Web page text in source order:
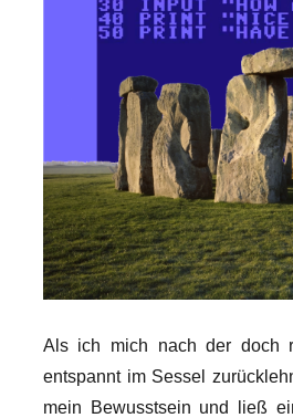
Als ich mich nach der doch
entspannt im Sessel
mein Bewusstsein und ließ